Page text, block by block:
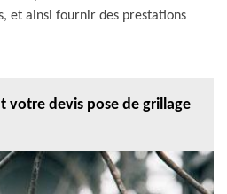
et ainsi fournir des prestations
votre devis pose de grillage